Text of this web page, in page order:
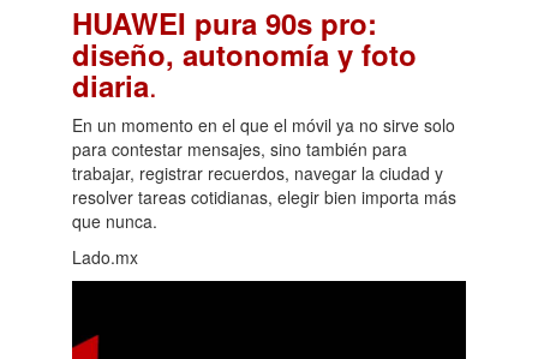
HUAWEI pura 90s pro:
diseño, autonomía y foto
diaria.
En un momento en el que el móvil ya no sirve solo
para contestar mensajes, sino también para
trabajar, registrar recuerdos, navegar la ciudad y
resolver tareas cotidianas, elegir bien importa más
que nunca.
Lado.mx